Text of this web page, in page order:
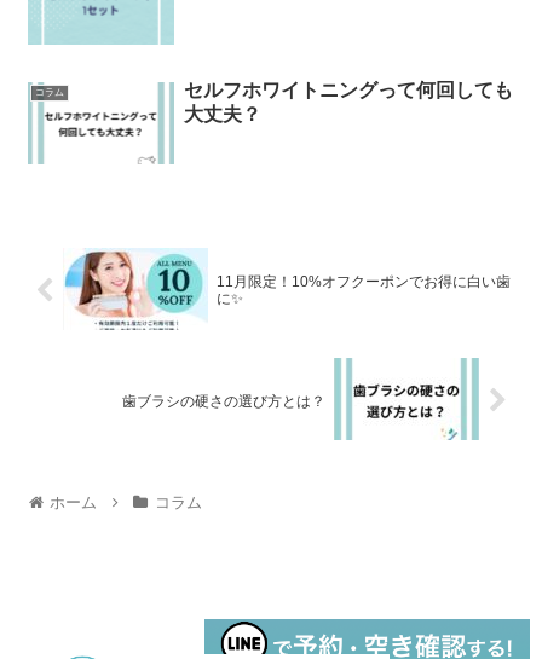
コラム
セルフホワイトニングって何回しても
大丈夫？
11月限定！10%オフクーポンでお得に白い歯
に✨
歯ブラシの硬さの選び方とは？
ホーム コラム